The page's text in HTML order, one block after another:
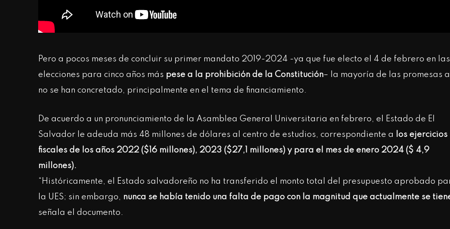
Pero a pocos meses de concluir su primer mandato 2019-2024 -ya que fue electo el 4 de febrero en las
elecciones para cinco años más pese a la prohibición de la Constitución– la mayoría de las promesas
no se han concretado, principalmente en el tema de financiamiento.
De acuerdo a un pronunciamiento de la Asamblea General Universitaria en febrero, el Estado de El
Salvador le adeuda más 48 millones de dólares al centro de estudios, correspondiente a
los ejercicios
fiscales de los años 2022 ($16 millones), 2023 ($27,1 millones) y para el mes de enero 2024 ($ 4,9
millones).
“Históricamente, el Estado salvadoreño no ha transferido el monto total del presupuesto aprobado
la UES; sin embargo, nunca se había tenido una falta de pago con la magnitud que actualmente se
señala el documento.